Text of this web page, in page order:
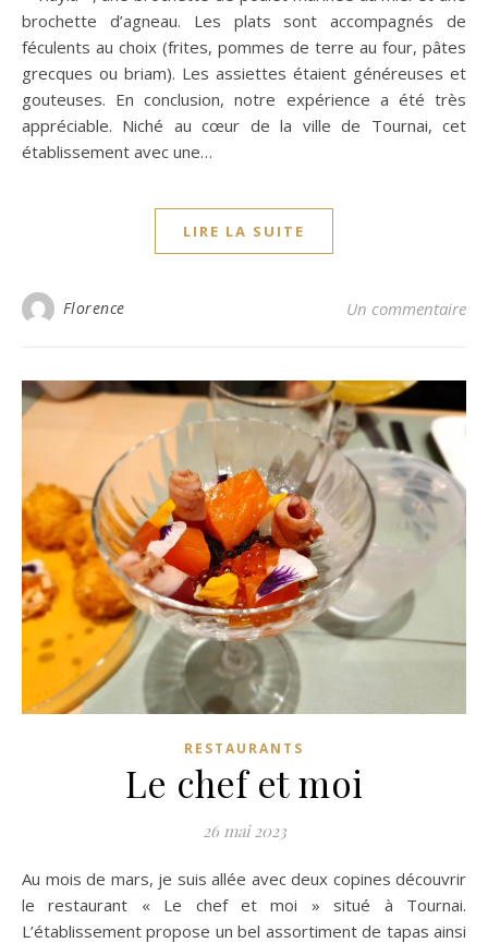
brochette d’agneau. Les plats sont accompagnés de
féculents au choix (frites, pommes de terre au four, pâtes
grecques ou briam). Les assiettes étaient généreuses et
gouteuses. En conclusion, notre expérience a été très
appréciable. Niché au cœur de la ville de Tournai, cet
établissement avec une…
LIRE LA SUITE
Florence Un commentaire
RESTAURANTS
Le chef et moi
26 mai 2023
Au mois de mars, je suis allée avec deux copines découvrir
le restaurant « Le chef et moi » situé à Tournai.
L’établissement propose un bel assortiment de tapas ainsi